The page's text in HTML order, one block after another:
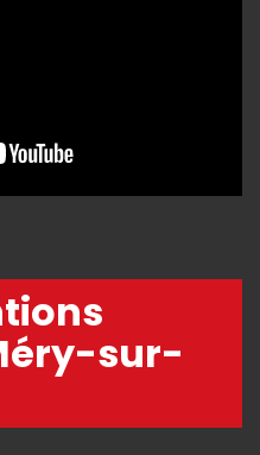
sur-